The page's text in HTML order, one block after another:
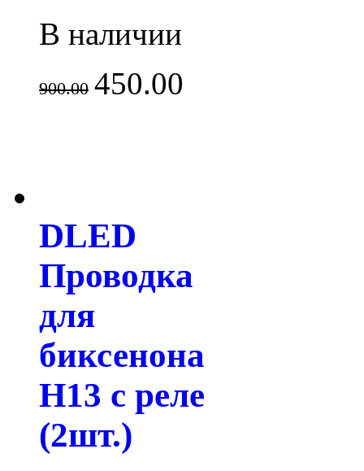
В наличии
900.00 450.00
DLED
Проводка
для
биксенона
H13 с реле
(2шт.)